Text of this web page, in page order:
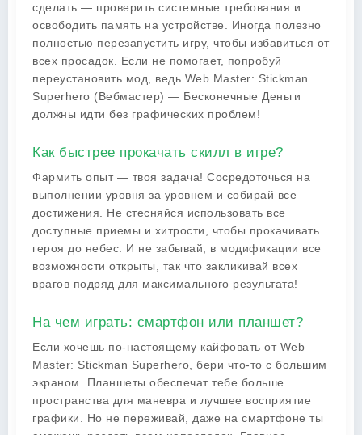
сделать — проверить системные требования и
освободить память на устройстве. Иногда полезно
полностью перезапустить игру, чтобы избавиться от
всех просадок. Если не помогает, попробуй
переустановить мод, ведь Web Master: Stickman
Superhero (Вебмастер) — Бесконечные Деньги
должны идти без графических проблем!
Как быстрее прокачать скилл в игре?
Фармить опыт — твоя задача! Сосредоточься на
выполнении уровня за уровнем и собирай все
достижения. Не стесняйся использовать все
доступные приемы и хитрости, чтобы прокачивать
героя до небес. И не забывай, в модификации все
возможности открыты, так что закликивай всех
врагов подряд для максимального результата!
На чем играть: смартфон или планшет?
Если хочешь по-настоящему кайфовать от Web
Master: Stickman Superhero, бери что-то с большим
экраном. Планшеты обеспечат тебе больше
пространства для маневра и лучшее восприятие
графики. Но не переживай, даже на смартфоне ты